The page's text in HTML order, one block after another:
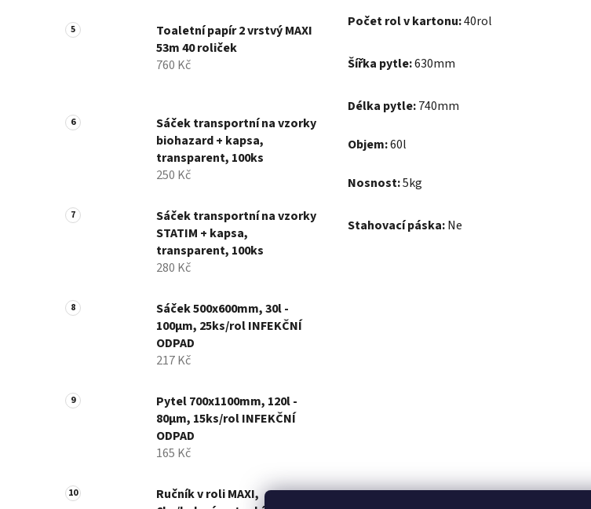
Toaletní papír 2 vrstvý MAXI
53m 40 roliček
760 Kč
Sáček transportní na vzorky
biohazard + kapsa,
transparent, 100ks
250 Kč
Sáček transportní na vzorky
STATIM + kapsa,
transparent, 100ks
280 Kč
Sáček 500x600mm, 30l -
100µm, 25ks/rol INFEKČNÍ
ODPAD
217 Kč
Pytel 700x1100mm, 120l -
80µm, 15ks/rol INFEKČNÍ
ODPAD
165 Kč
Ručník v roli MAXI,
Počet rol v kartonu:40rol
Šířka pytle:630mm
Délka pytle:740mm
Objem:60l
Nosnost:5kg
Stahovací páska:Ne